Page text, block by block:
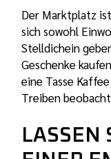
Der Marktplatz
sich sowohl
Stelldichein
Geschenke
eine Tasse
Treiben
LASSEN